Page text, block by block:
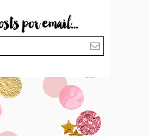
por email...